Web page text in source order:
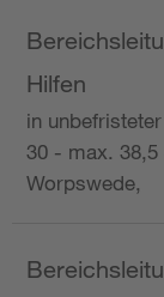
Hilfen
in
30 - max.
Worpswede,